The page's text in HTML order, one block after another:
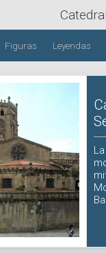
Figuras Leyendas